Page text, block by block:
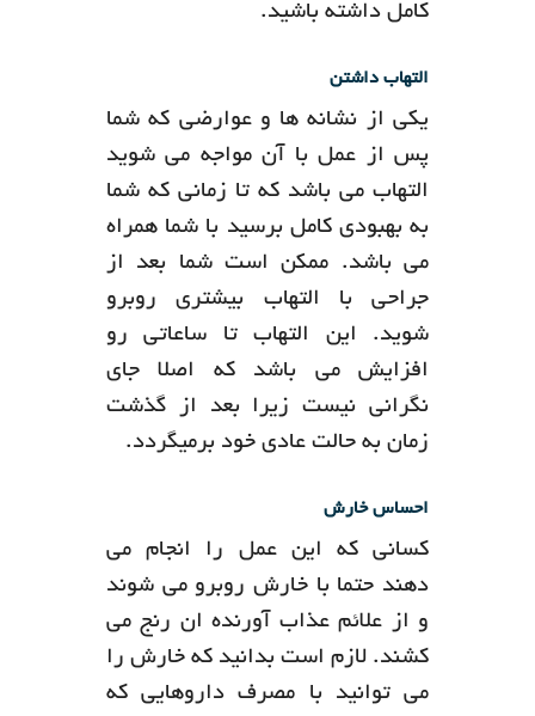
کامل داشته باشید.
التهاب داشتن
یکی از نشانه ها و عوارضی که شما
پس از عمل با آن مواجه می شوید
التهاب می باشد که تا زمانی که شما
به بهبودی کامل برسید با شما همراه
می باشد. ممکن است شما بعد از
جراحی با التهاب بیشتری روبرو
شوید. این التهاب تا ساعاتی رو
افزایش می باشد که اصلا جای
نگرانی نیست زیرا بعد از گذشت
زمان به حالت عادی خود برمیگردد.
احساس خارش
کسانی که این عمل را انجام می
دهند حتما با خارش روبرو می شوند
و از علائم عذاب آورنده ان رنج می
کشند. لازم است بدانید که خارش را
می توانید با مصرف داروهایی که